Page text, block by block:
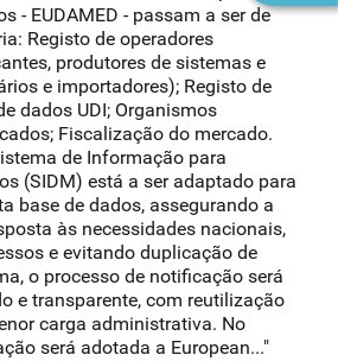
- EUDAMED - passam a ser de
Registo de operadores
produtores de sistemas e
e importadores); Registo de
dados UDI; Organismos
Fiscalização do mercado.
de Informação para
(SIDM) está a ser adaptado para
base de dados, assegurando a
às necessidades nacionais,
e evitando duplicação de
o processo de notificação será
e transparente, com reutilização
carga administrativa. No
será adotada a European..."